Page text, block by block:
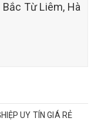
Từ Liêm, Hà
UY TÍN GIÁ RẺ